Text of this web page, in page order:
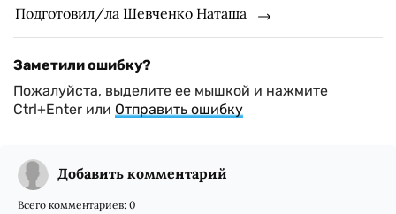
Подготовил/ла Шевченко Наташа
Заметили ошибку?
Пожалуйста, выделите ее мышкой и нажмите
Ctrl+Enter или Отправить ошибку
Добавить комментарий
Всего комментариев: 0